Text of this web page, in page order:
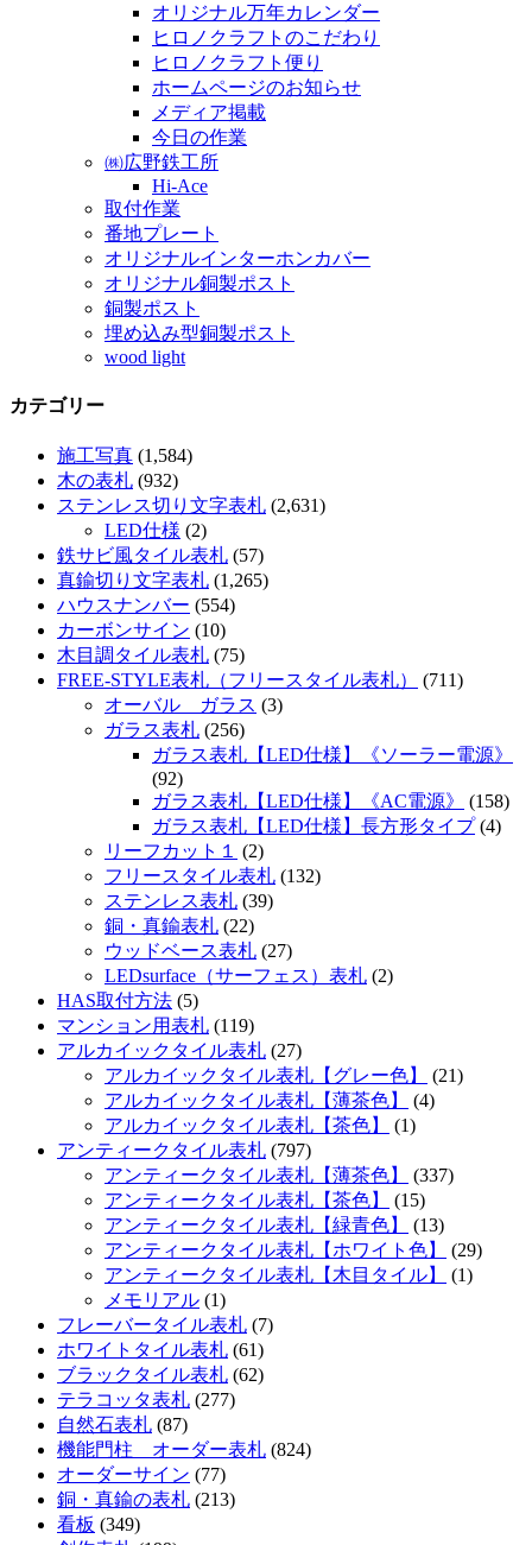
オリジナル万年カレンダー
ヒロノクラフトのこだわり
ヒロノクラフト便り
ホームページのお知らせ
メディア掲載
今日の作業
㈱広野鉄工所
Hi-Ace
取付作業
番地プレート
オリジナルインターホンカバー
オリジナル銅製ポスト
銅製ポスト
埋め込み型銅製ポスト
wood light
カテゴリー
施工写真 (1,584)
木の表札 (932)
ステンレス切り文字表札 (2,631)
LED仕様 (2)
鉄サビ風タイル表札 (57)
真鍮切り文字表札 (1,265)
ハウスナンバー (554)
カーボンサイン (10)
木目調タイル表札 (75)
FREE-STYLE表札（フリースタイル表札）
(711)
オーバル ガラス (3)
ガラス表札 (256)
ガラス表札【LED仕様】《ソーラー電源》
(92)
ガラス表札【LED仕様】《AC電源》
(158)
ガラス表札【LED仕様】長方形タイプ(4)
リーフカット１
(2)
フリースタイル表札 (132)
ステンレス表札 (39)
銅・真鍮表札 (22)
ウッドベース表札 (27)
LEDsurface（サーフェス）表札 (2)
HAS取付方法 (5)
マンション用表札 (119)
アルカイックタイル表札 (27)
アルカイックタイル表札【グレー色】
(21)
アルカイックタイル表札【薄茶色】
(4)
アルカイックタイル表札【茶色】
(1)
アンティークタイル表札 (797)
アンティークタイル表札【薄茶色】
(337)
アンティークタイル表札【茶色】
(15)
アンティークタイル表札【緑青色】
(13)
アンティークタイル表札【ホワイト色】
(29)
アンティークタイル表札【木目タイル】
(1)
メモリアル (1)
フレーバータイル表札 (7)
ホワイトタイル表札 (61)
ブラックタイル表札 (62)
テラコッタ表札 (277)
自然石表札 (87)
機能門柱 オーダー表札 (824)
オーダーサイン (77)
銅・真鍮の表札 (213)
看板 (349)